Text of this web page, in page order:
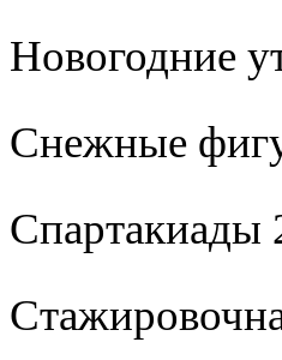
Новогодние
Cнежные
Спартакиады